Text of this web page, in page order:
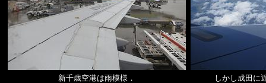
新千歳空港は雨模様． しかし成田に